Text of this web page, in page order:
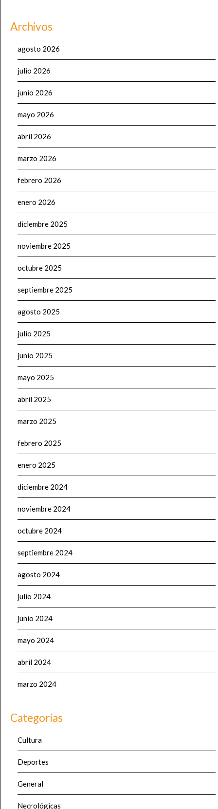
Archivos
agosto 2026
julio 2026
junio 2026
mayo 2026
abril 2026
marzo 2026
febrero 2026
enero 2026
diciembre 2025
noviembre 2025
octubre 2025
septiembre 2025
agosto 2025
julio 2025
junio 2025
mayo 2025
abril 2025
marzo 2025
febrero 2025
enero 2025
diciembre 2024
noviembre 2024
octubre 2024
septiembre 2024
agosto 2024
julio 2024
junio 2024
mayo 2024
abril 2024
marzo 2024
Categorías
Cultura
Deportes
General
Necrológicas